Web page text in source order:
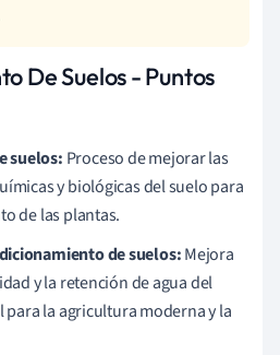
De Suelos - Puntos
suelos: Proceso de mejorar las
y biológicas del suelo para
de las plantas.
de suelos:Mejora
y la retención de agua del
para la agricultura moderna y la